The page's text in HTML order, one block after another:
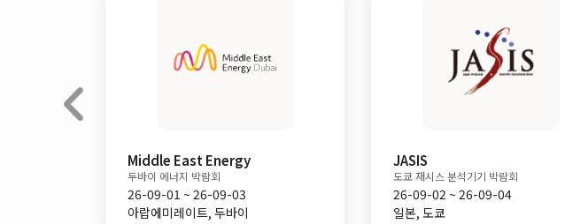
Middle East Energy
두바이 에너지 박람회
26-09-01 ~ 26-09-03
아랍에미레이트, 두바이
JASIS
도쿄 재시스 분석기기 박람회
26-09-02 ~ 26-09-04
일본, 도쿄